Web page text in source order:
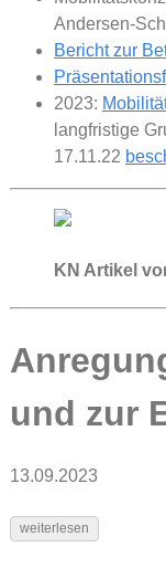
Andersen-
Bericht zur
2023:
langfristige
17.11.22
KN Artikel
und zur
13.09.2023
weiterlesen